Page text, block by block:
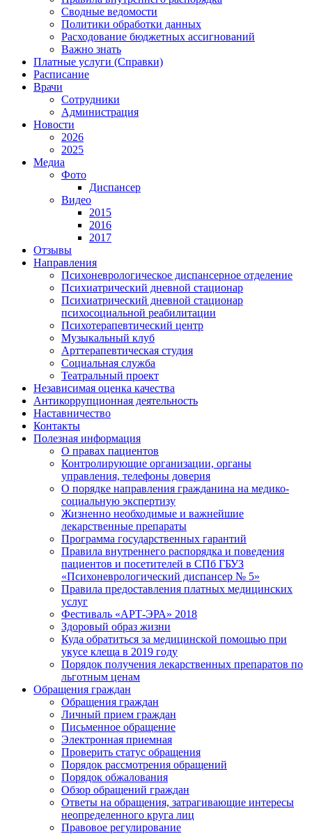
Сводные ведомости
Политики обработки данных
Расходование бюджетных ассигнований
Важно знать
Платные услуги (Справки)
Расписание
Врачи
Сотрудники
Администрация
Новости
2026
2025
Медиа
Фото
Диспансер
Видео
2015
2016
2017
Отзывы
Направления
Психоневрологическое диспансерное отделение
Психиатрический дневной стационар
Психиатрический дневной стационар
психосоциальной реабилитации
Психотерапевтический центр
Музыкальный клуб
Арттерапевтическая студия
Социальная служба
Театральный проект
Независимая оценка качества
Антикоррупционная деятельность
Наставничество
Контакты
Полезная информация
О правах пациентов
Контролирующие организации, органы
управления, телефоны доверия
О порядке направления гражданина на медико-
социальную экспертизу
Жизненно необходимые и важнейшие
лекарственные препараты
Программа государственных гарантий
Правила внутреннего распорядка и поведения
пациентов и посетителей в СПб ГБУЗ
«Психоневрологический диспансер № 5»
Правила предоставления платных медицинских
услуг
Фестиваль «АРТ-ЭРА» 2018
Здоровый образ жизни
Куда обратиться за медицинской помощью при
укусе клеща в 2019 году
Порядок получения лекарственных препаратов по
льготным ценам
Обращения граждан
Обращения граждан
Личный прием граждан
Письменное обращение
Электронная приемная
Проверить статус обращения
Порядок рассмотрения обращений
Порядок обжалования
Обзор обращений граждан
Ответы на обращения, затрагивающие интересы
неопределенного круга лиц
Правовое регулирование